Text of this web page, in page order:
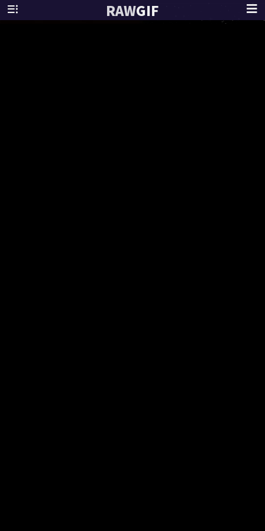
RAWGIF